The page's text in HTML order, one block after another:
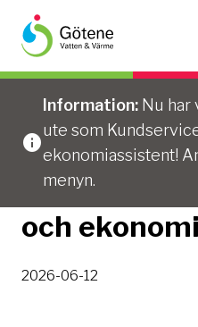
Hoppa
Information: Nu har
ute som
ekonomiassistent!
menyn.
Vi söker Kundservice-
Vi söker
och
2026-06-12